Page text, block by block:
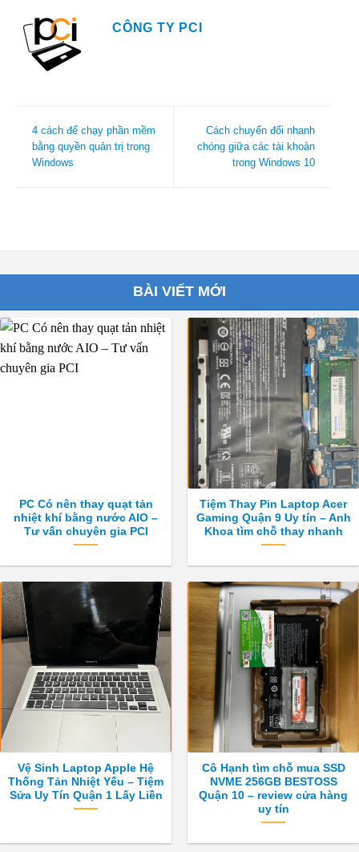
CÔNG TY PCI
4 cách để chạy phần mềm
bằng quyền quản trị trong
Windows
Cách chuyển đổi nhanh
chóng giữa các tài khoản
trong Windows 10
BÀI VIẾT MỚI
PC Có nên thay quạt tản
nhiệt khí bằng nước AIO –
Tư vấn chuyên gia PCI
Tiệm Thay Pin Laptop Acer
Gaming Quận 9 Uy tín – Anh
Khoa tìm chỗ thay nhanh
Vệ Sinh Laptop Apple Hệ
Thống Tản Nhiệt Yếu – Tiệm
Sửa Uy Tín Quận 1 Lấy Liền
Cô Hạnh tìm chỗ mua SSD
NVME 256GB BESTOSS
Quận 10 – review cửa hàng
uy tín